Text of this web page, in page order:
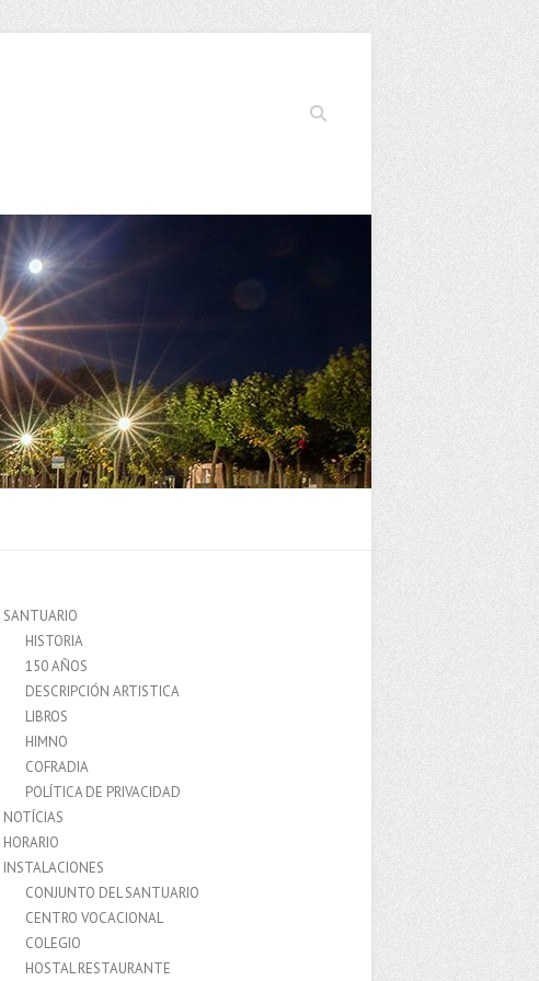
Buscar
SANTUARIO
HISTORIA
150 AÑOS
DESCRIPCIÓN ARTISTICA
LIBROS
HIMNO
COFRADIA
POLÍTICA DE PRIVACIDAD
NOTÍCIAS
HORARIO
INSTALACIONES
CONJUNTO DEL SANTUARIO
CENTRO VOCACIONAL
COLEGIO
HOSTAL RESTAURANTE